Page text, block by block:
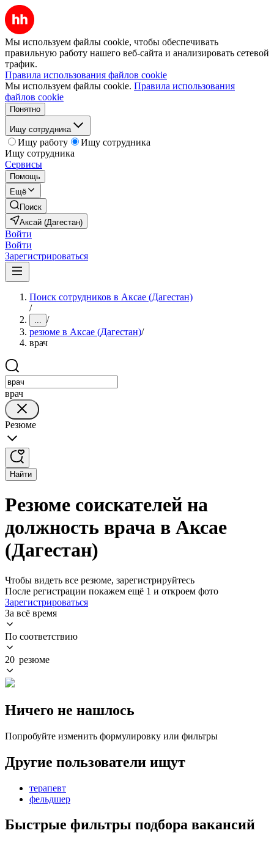
Мы используем файлы cookie, чтобы обеспечивать
правильную работу нашего веб-сайта и анализировать сетевой
трафик.
Правила использования файлов cookie
Мы используем файлы cookie. Правила использования
файлов cookie
Понятно
Ищу сотрудника
Ищу работу
Ищу сотрудника
Ищу сотрудника
Сервисы
Помощь
Ещё
Поиск
Аксай (Дагестан)
Войти
Войти
Зарегистрироваться
Поиск сотрудников в Аксае (Дагестан)
/
... /
резюме в Аксае (Дагестан)/
врач
врач
Резюме
Найти
Резюме соискателей на
должность врача в Аксае
(Дагестан)
Чтобы видеть все резюме, зарегистрируйтесь
После регистрации покажем ещё 1 и откроем фото
Зарегистрироваться
За всё время
По соответствию
20 резюме
Ничего не нашлось
Попробуйте изменить формулировку или фильтры
Другие пользователи ищут
терапевт
фельдшер
Быстрые фильтры подбора вакансий